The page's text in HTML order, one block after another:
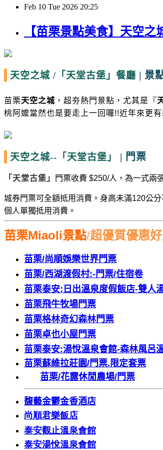
Feb 10 Tue 2026 20:25
【苗栗景點美食】天空
天空之城 / 「天堂古堡」餐廳 | 景
苗栗天空之城 ，超夯熱門景點，尤其是『
桃阿嬤當然也是要走上一回囉!!近年來更
天空之城-- 「天堂古堡」 | 門票
「 天堂古堡 」 門票收費 $250/人，為一式兩
城券門票可全額抵用消費。 身高未滿120公分
個人單獨抵用消費。
苗栗Miaoli景點/超優質優惠
苗栗/尚順娛樂世界門票
苗栗/西湖渡假村:-門票/住宿卷
苗栗泰安: 日出溫泉度假飯店-雙人
苗栗飛牛牧場門票
苗栗格林奇幻森林門票
苗栗卓也小屋門票
苗栗泰安:湯悅溫泉會館-森林風呂
苗栗蘇維拉莊園/門票. 限定套票
苗栗/花露休閒農場/門票
馥藝金鬱金香酒店
尚順君樂飯店
泰安觀止溫泉會館
泰安湯悅溫泉會館